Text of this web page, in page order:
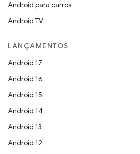
Android para carros
Android TV
LANÇAMENTOS
Android 17
Android 16
Android 15
Android 14
Android 13
Android 12